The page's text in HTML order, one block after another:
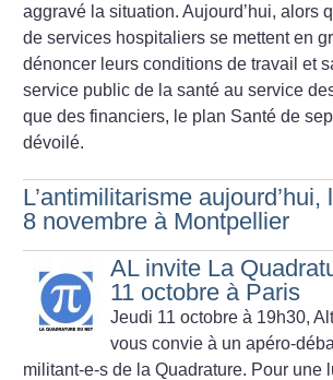
aggravé la situation. Aujourd’hui, alors
de services hospitaliers se mettent en
dénoncer leurs conditions de travail et
service public de la santé au service
que des financiers, le plan Santé de
dévoilé.
L’antimilitarisme aujourd’hui,
8 novembre à Montpellier
AL invite La
11 octobre à Paris
Jeudi 11 octobre à 19h30,
vous convie à un apéro-
militant-e-s de la Quadrature. Pour une